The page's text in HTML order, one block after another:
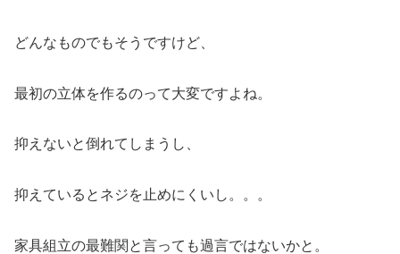
どんなものでもそうですけど、
最初の立体を作るのって大変ですよね。
抑えないと倒れてしまうし、
抑えているとネジを止めにくいし。。。
家具組立の最難関と言っても過言ではないかと。